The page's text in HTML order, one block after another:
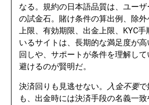
なる。規約の日本語品質は、ユー
の試金石。賭け条件の算出例、除外
上限、有効期限、出金上限、KYC手
いるサイトは、長期的な満足度が
回しや、サポートが条件を理解し
避けるのが賢明だ。
決済回りも見逃せない。 入金不要で
も、出金時には決済手段の名義一